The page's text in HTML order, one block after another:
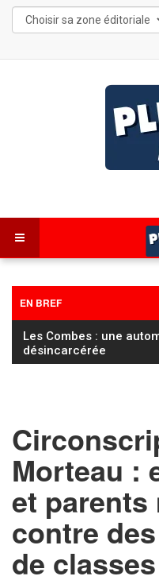
EN BREF
Les Combes : une
désincarcérée
Morteau :
et
contre
de classes